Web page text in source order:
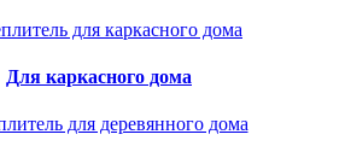
Для каркасного дома